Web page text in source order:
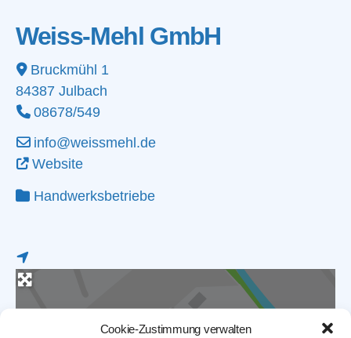
Cookie-Zustimmung verwalten
Weiss-Mehl GmbH
Bruckmühl 1
84387 Julbach
08678/549
info@weissmehl.de
Website
Handwerksbetriebe